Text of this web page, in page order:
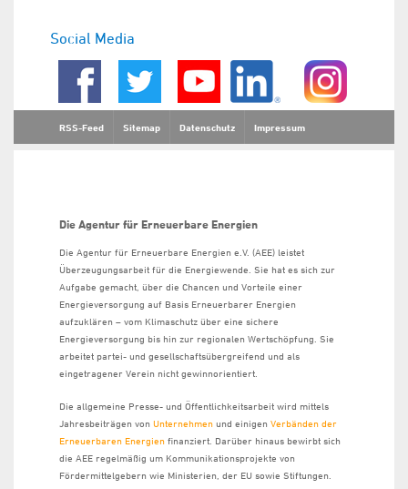
Social Media
RSS-Feed Sitemap Datenschutz Impressum
Die Agentur für Erneuerbare Energien
Die Agentur für Erneuerbare Energien e.V. (AEE) leistet
Überzeugungsarbeit für die Energiewende. Sie hat es sich zur
Aufgabe gemacht, über die Chancen und Vorteile einer
Energieversorgung auf Basis Erneuerbarer Energien
aufzuklären – vom Klimaschutz über eine sichere
Energieversorgung bis hin zur regionalen Wertschöpfung. Sie
arbeitet partei- und gesellschaftsübergreifend und als
eingetragener Verein nicht gewinnorientiert.
Die allgemeine Presse- und Öffentlichkeitsarbeit wird mittels
Jahresbeiträgen von Unternehmen und einigen Verbänden der
Erneuerbaren Energien finanziert. Darüber hinaus bewirbt sich
die AEE regelmäßig um Kommunikationsprojekte von
Fördermittelgebern wie Ministerien, der EU sowie Stiftungen.